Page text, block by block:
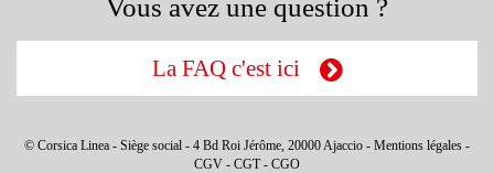
Vous avez une question ?
La FAQ c'est ici
© Corsica Linea - Siège social - 4 Bd Roi Jérôme, 20000 Ajaccio - Mentions légales -
CGV - CGT- CGO